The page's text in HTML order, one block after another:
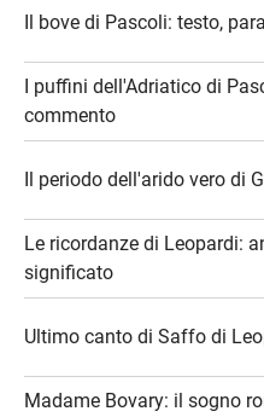
Il bove di Pascoli: testo,
I puffini dell'Adriatico di
commento
Il periodo dell'arido vero di
Le ricordanze di Leopardi:
significato
Ultimo canto di Saffo di
Madame Bovary: il sogno